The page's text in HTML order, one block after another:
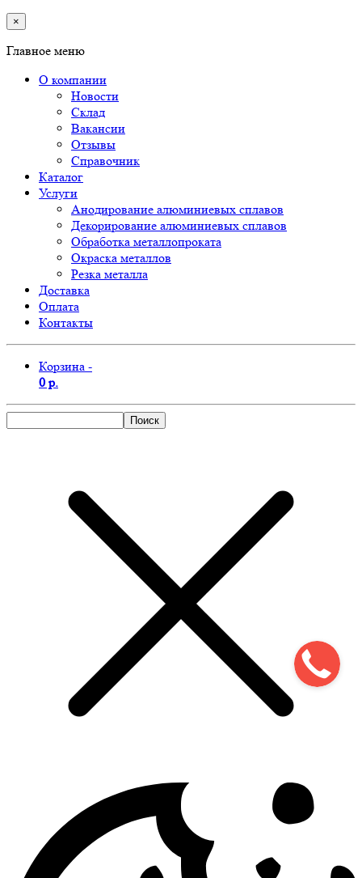
×
Главное меню
О компании
Новости
Склад
Вакансии
Отзывы
Справочник
Каталог
Услуги
Анодирование алюминиевых сплавов
Декорирование алюминиевых сплавов
Обработка металлопроката
Окраска металлов
Резка металла
Доставка
Оплата
Контакты
Корзина -
0 р.